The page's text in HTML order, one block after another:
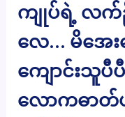
ကျုပ်ရဲ့ လက်
လေ… မိအေး
ကျောင်းသူ
လောကဓာတ်